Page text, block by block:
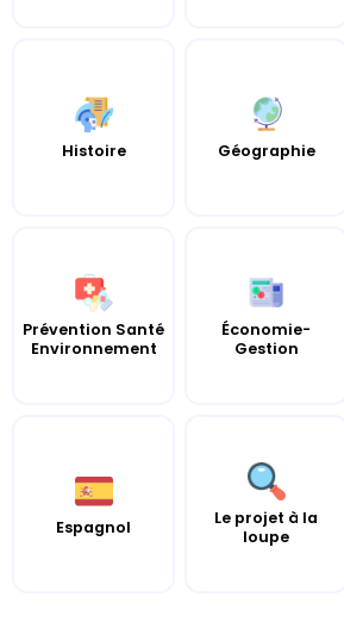
Histoire Géographie
Prévention Santé
Environnement
Économie-
Gestion
Espagnol
Le projet à la
loupe